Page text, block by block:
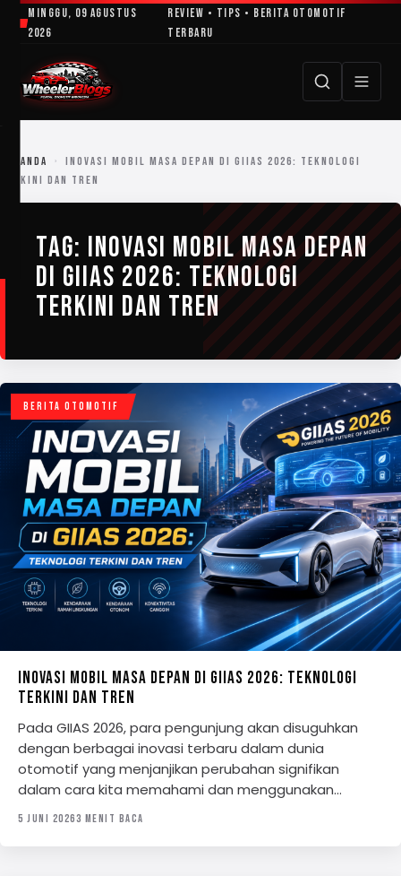
LewatiMinggu, 09 Agustus
2026
Review • Tips • Berita Otomotif
Terbaru
BERANDA ›
INOVASI MOBIL MASA DEPAN DI GIIAS 2026: TEKNOLOGI
TERKINI DAN TREN
TAG: INOVASI MOBIL MASA DEPAN
DI GIIAS 2026: TEKNOLOGI
TERKINI DAN TREN
BERITA OTOMOTIF
INOVASI MOBIL MASA DEPAN DI GIIAS 2026: TEKNOLOGI
TERKINI DAN TREN
Pada GIIAS 2026, para pengunjung akan disuguhkan
dengan berbagai inovasi terbaru dalam dunia
otomotif yang menjanjikan perubahan signifikan
dalam cara kita memahami dan menggunakan…
5 JUNI 20263 MENIT BACA